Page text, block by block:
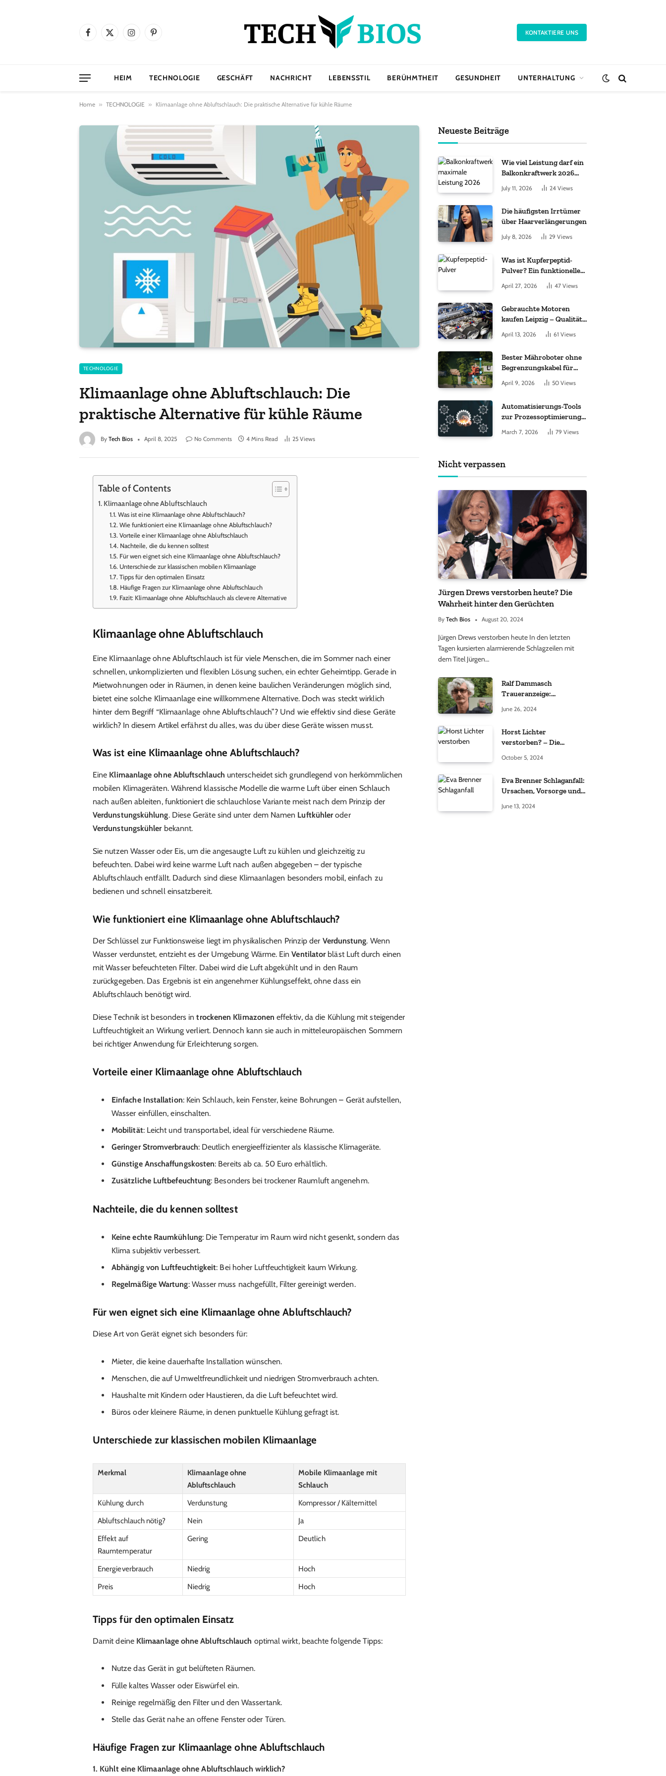
Facebook
X
InstagramPinterest KONTAKTIERE UNS
HEIM TECHNOLOGIE GESCHÄFT NACHRICHT LEBENSSTIL BERÜHMTHEIT GESUNDHEIT UNTERHALTUNG
Home » TECHNOLOGIE » Klimaanlage ohne Abluftschlauch: Die praktische Alternative für kühle Räume
TECHNOLOGIE
Klimaanlage ohne Abluftschlauch: Die
praktische Alternative für kühle Räume
By Tech Bios April 8, 2025 No Comments 4 Mins Read 25 Views
Table of Contents
Klimaanlage ohne Abluftschlauch
Was ist eine Klimaanlage ohne Abluftschlauch?
Wie funktioniert eine Klimaanlage ohne Abluftschlauch?
Vorteile einer Klimaanlage ohne Abluftschlauch
Nachteile, die du kennen solltest
Für wen eignet sich eine Klimaanlage ohne Abluftschlauch?
Unterschiede zur klassischen mobilen Klimaanlage
Tipps für den optimalen Einsatz
Häufige Fragen zur Klimaanlage ohne Abluftschlauch
Fazit: Klimaanlage ohne Abluftschlauch als clevere Alternative
Klimaanlage ohne Abluftschlauch
Eine Klimaanlage ohne Abluftschlauch ist für viele Menschen, die im Sommer nach einer
schnellen, unkomplizierten und flexiblen Lösung suchen, ein echter Geheimtipp. Gerade in
Mietwohnungen oder in Räumen, in denen keine baulichen Veränderungen möglich sind,
bietet eine solche Klimaanlage eine willkommene Alternative. Doch was steckt wirklich
hinter dem Begriff “Klimaanlage ohne Abluftschlauch”? Und wie effektiv sind diese Geräte
wirklich? In diesem Artikel erfährst du alles, was du über diese Geräte wissen musst.
Was ist eine Klimaanlage ohne Abluftschlauch?
Eine Klimaanlage ohne Abluftschlauch unterscheidet sich grundlegend von herkömmlichen
mobilen Klimageräten. Während klassische Modelle die warme Luft über einen Schlauch
nach außen ableiten, funktioniert die schlauchlose Variante meist nach dem Prinzip der
Verdunstungskühlung. Diese Geräte sind unter dem Namen Luftkühleroder
Verdunstungskühlerbekannt.
Sie nutzen Wasser oder Eis, um die angesaugte Luft zu kühlen und gleichzeitig zu
befeuchten. Dabei wird keine warme Luft nach außen abgegeben – der typische
Abluftschlauch entfällt. Dadurch sind diese Klimaanlagen besonders mobil, einfach zu
bedienen und schnell einsatzbereit.
Wie funktioniert eine Klimaanlage ohne Abluftschlauch?
Der Schlüssel zur Funktionsweise liegt im physikalischen Prinzip der Verdunstung. Wenn
Wasser verdunstet, entzieht es der Umgebung Wärme. EinVentilatorbläst Luft durch einen
mit Wasser befeuchteten Filter. Dabei wird die Luft abgekühlt und in den Raum
zurückgegeben. Das Ergebnis ist ein angenehmer Kühlungseffekt, ohne dass ein
Abluftschlauch benötigt wird.
Diese Technik ist besonders introckenen Klimazonen effektiv, da die Kühlung mit steigender
Luftfeuchtigkeit an Wirkung verliert. Dennoch kann sie auch in mitteleuropäischen Sommern
bei richtiger Anwendung für Erleichterung sorgen.
Vorteile einer Klimaanlage ohne Abluftschlauch
Einfache Installation: Kein Schlauch, kein Fenster, keine Bohrungen – Gerät aufstellen,
Wasser einfüllen, einschalten.
Mobilität: Leicht und transportabel, ideal für verschiedene Räume.
Geringer Stromverbrauch: Deutlich energieeffizienter als klassische Klimageräte.
Günstige Anschaffungskosten: Bereits ab ca. 50 Euro erhältlich.
Zusätzliche Luftbefeuchtung: Besonders bei trockener Raumluft angenehm.
Nachteile, die du kennen solltest
Keine echte Raumkühlung: Die Temperatur im Raum wird nicht gesenkt, sondern das
Klima subjektiv verbessert.
Abhängig von Luftfeuchtigkeit: Bei hoher Luftfeuchtigkeit kaum Wirkung.
Regelmäßige Wartung: Wasser muss nachgefüllt, Filter gereinigt werden.
Für wen eignet sich eine Klimaanlage ohne Abluftschlauch?
Diese Art von Gerät eignet sich besonders für:
Mieter, die keine dauerhafte Installation wünschen.
Menschen, die auf Umweltfreundlichkeit und niedrigen Stromverbrauch achten.
Haushalte mit Kindern oder Haustieren, da die Luft befeuchtet wird.
Büros oder kleinere Räume, in denen punktuelle Kühlung gefragt ist.
Unterschiede zur klassischen mobilen Klimaanlage
Merkmal
Klimaanlage ohne
Abluftschlauch
Mobile Klimaanlage mit
Schlauch
Kühlung durch
Verdunstung
Kompressor / Kältemittel
Abluftschlauch nötig?
Nein
Ja
Effekt auf
Raumtemperatur
Gering Deutlich
Energieverbrauch Niedrig
Hoch
Preis
Niedrig Hoch
Tipps für den optimalen Einsatz
Damit deine Klimaanlage ohne Abluftschlauch optimal wirkt, beachte folgende Tipps:
Nutze das Gerät in gut belüfteten Räumen.
Fülle kaltes Wasser oder Eiswürfel ein.
Reinige regelmäßig den Filter und den Wassertank.
Stelle das Gerät nahe an offene Fenster oder Türen.
Häufige Fragen zur Klimaanlage ohne Abluftschlauch
1. Kühlt eine Klimaanlage ohne Abluftschlauch wirklich?
Neueste Beiträge
Wie viel Leistung darf ein
Balkonkraftwerk 2026
July 11, 2026 24 Views
Die häufigsten Irrtümer
über Haarverlängerungen
July 8, 2026 29 Views
Was ist Kupferpeptid-
Pulver? Ein funktioneller
Komplex aus „kleinem
Molekül + Metall“
April 27, 2026 47 Views
Gebrauchte Motoren
kaufen Leipzig – Qualität,
Garantie und weltweite
Lieferung im Fokus
April 13, 2026 61 Views
Bester Mähroboter ohne
Begrenzungskabel für
kleine Gärten: Worauf es
bei 200 bis 500 m²
April 9, 2026 50 Views
Automatisierungs-Tools
zur Prozessoptimierung
im Einkauf: Wichtige
Funktionen, auf die Sie
March 7, 2026 79 Views
Nicht verpassen
Jürgen Drews verstorben heute? Die
Wahrheit hinter den Gerüchten
By Tech Bios August 20, 2024
Jürgen Drews verstorben heute In den letzten
Tagen kursierten alarmierende Schlagzeilen mit
dem Titel Jürgen…
Ralf Dammasch
Traueranzeige:
Informationen
June 26, 2024
Horst Lichter
verstorben? – Die
Gerüchten
October 5, 2024
Eva Brenner Schlaganfall:
Ursachen, Vorsorge und
June 13, 2024